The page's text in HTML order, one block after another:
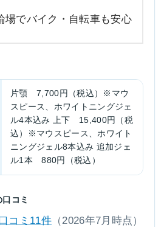
場でバイク・自転車も安心
片顎 7,700円（税込）※マウ
スピース、ホワイトニングジェ
ル4本込み 上下 15,400円（税
込）※マウスピース、ホワイト
ニングジェル8本込み 追加ジェ
ル1本 880円（税込）
コミ
コミ11件（2026年7月時点）